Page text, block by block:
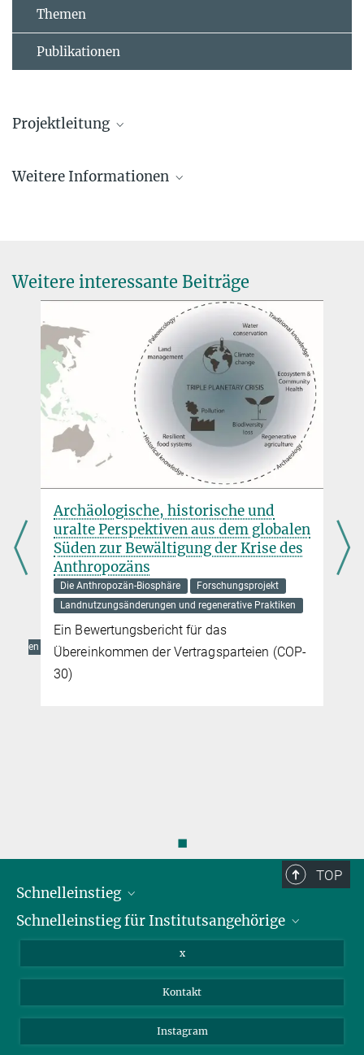
Themen
Publikationen
Projektleitung
Doktorand
Weitere Informationen
Weitere interessante Beiträge
Archäologische, historische und
uralte Perspektiven aus dem globalen
Süden zur Bewältigung der Krise des
Anthropozäns
Die Anthropozän-Biosphäre
Forschungsprojekt
Landnutzungsänderungen und regenerative Praktiken
Ein Bewertungsbericht für das
Übereinkommen der Vertragsparteien (COP-
30)
◼
TOP
Schnelleinstieg
Bibliothek
Schnelleinstieg für Institutsangehörige
Nextcloud
x
Kontakt
Instagram